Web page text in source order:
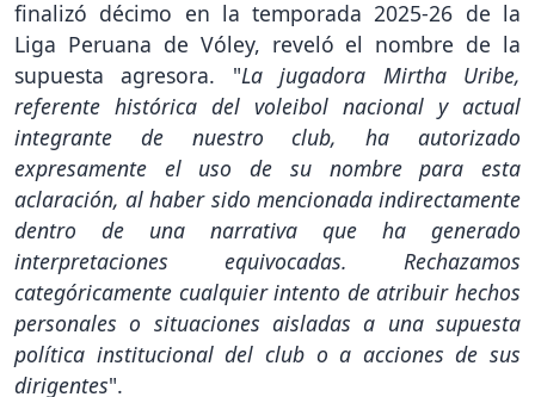
finalizó décimo en la temporada 2025-26 de la
Liga Peruana de Vóley, reveló el nombre de la
supuesta agresora. "La jugadora Mirtha Uribe,
referente histórica del voleibol nacional y actual
integrante de nuestro club, ha autorizado
expresamente el uso de su nombre para esta
aclaración, al haber sido mencionada indirectamente
dentro de una narrativa que ha generado
interpretaciones equivocadas. Rechazamos
categóricamente cualquier intento de atribuir hechos
personales o situaciones aisladas a una supuesta
política institucional del club o a acciones de sus
dirigentes".